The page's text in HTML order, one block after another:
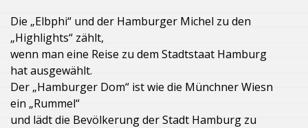
Die „Elbphi“ und der Hamburger Michel zu den
„Highlights“ zählt,
wenn man eine Reise zu dem Stadtstaat Hamburg
hat ausgewählt.
Der „Hamburger Dom“ ist wie die Münchner Wiesn
ein „Rummel“
und lädt die Bevölkerung der Stadt Hamburg zu